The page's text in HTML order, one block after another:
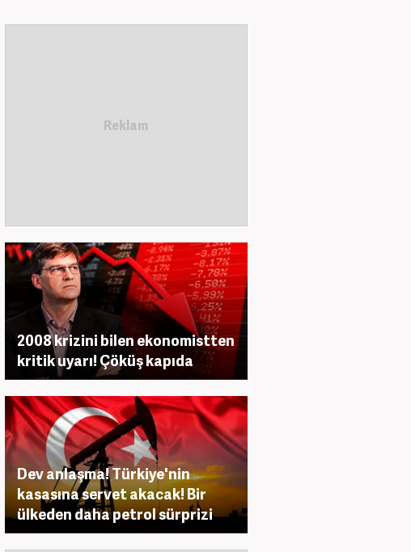
2008 krizini bilen ekonomistten
kritik uyarı! Çöküş kapıda
Dev anlaşma! Türkiye'nin
kasasına servet akacak! Bir
ülkeden daha petrol sürprizi